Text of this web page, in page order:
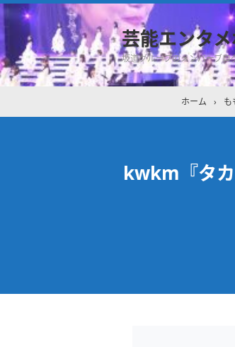
芸能エンタ
坂道グループのメンバーブ
ホーム › も
kwkm『タカ